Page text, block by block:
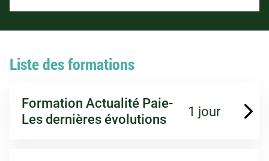
Liste des formations
Formation Actualité Paie-
Les dernières évolutions
1 jour